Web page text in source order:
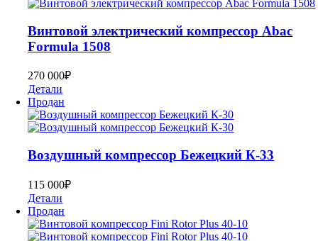
Bинтoвoй электрический компрессор Abac
Formula 1508
270 000₽
Детали
Продан
Воздушный компрессор Бежецкий К-33
115 000₽
Детали
Продан